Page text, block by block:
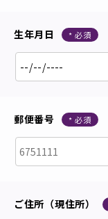
生年月日
郵便番号
ご住所（現住所）